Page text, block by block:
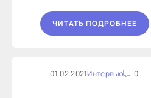
ЧИТАТЬ ПОДРОБНЕЕ
01.02.2021Интервью 0